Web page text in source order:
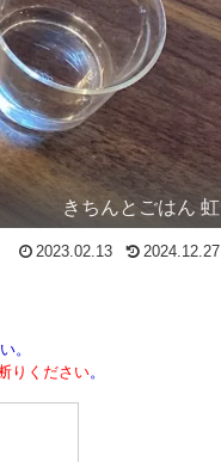
きちんとごはん 虹
2023.02.13 2024.12.27
。
りください。